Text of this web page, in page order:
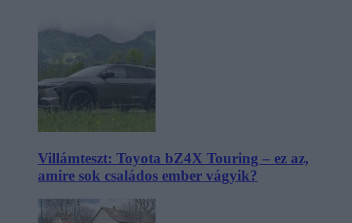
Villámteszt: Toyota bZ4X Touring – ez az,
amire sok családos ember vágyik?